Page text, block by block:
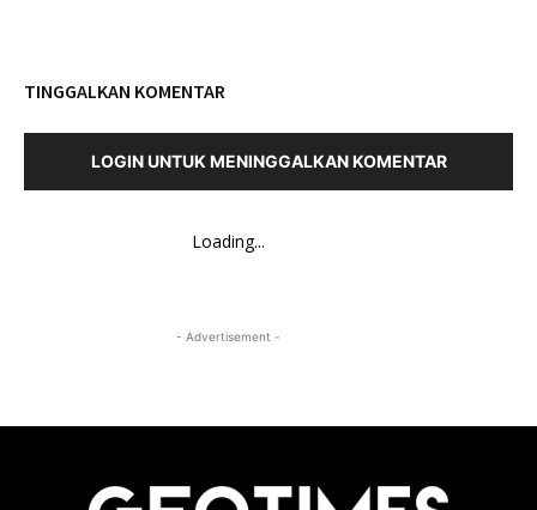
TINGGALKAN KOMENTAR
LOGIN UNTUK MENINGGALKAN KOMENTAR
Loading...
- Advertisement -